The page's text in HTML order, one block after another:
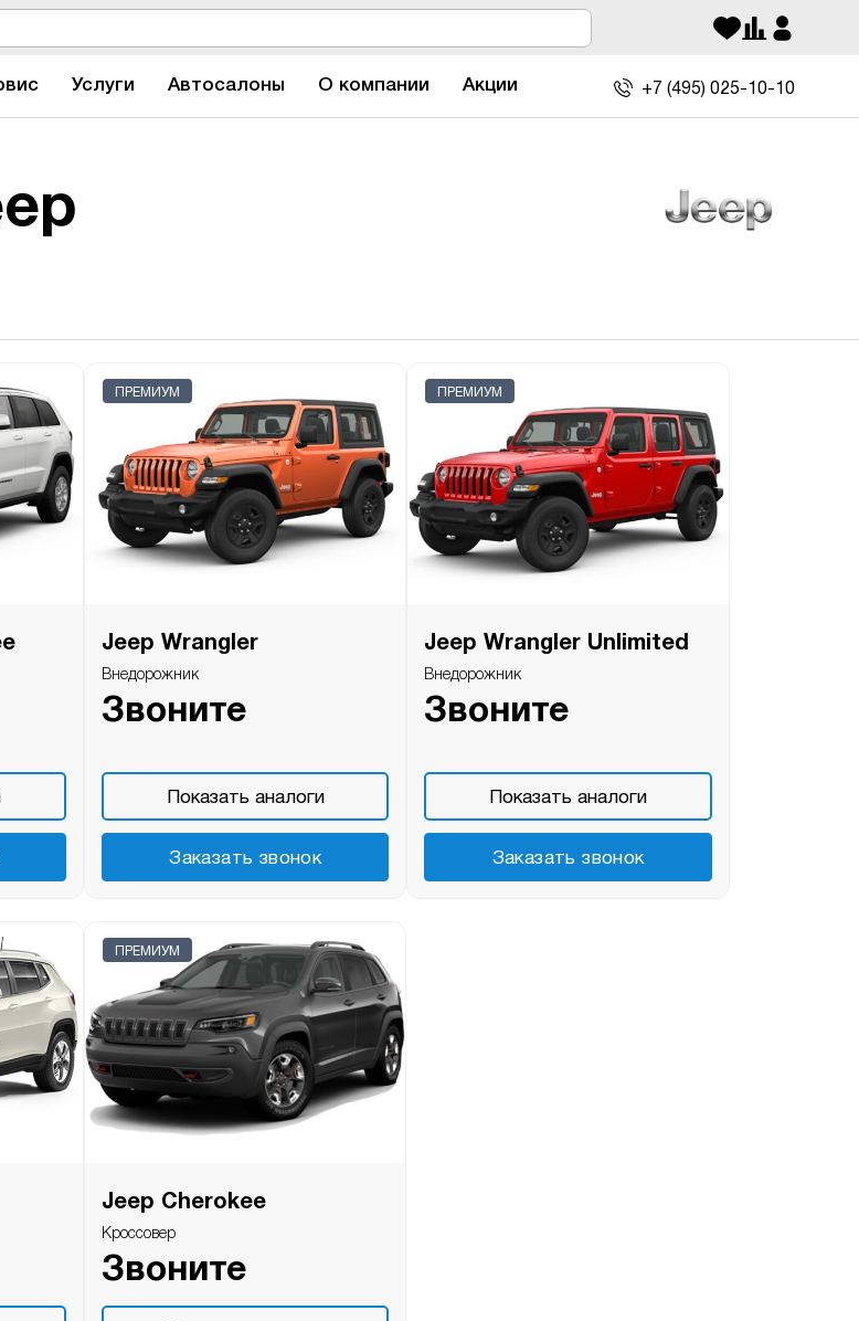
Услуги Автосалоны О компании Акции +7 (495) 025-10-10
ПРЕМИУМ
Jeep Wrangler
Внедорожник
Звоните
Показать аналоги
Заказать звонок
ПРЕМИУМ
Jeep Wrangler Unlimited
Внедорожник
Звоните
Показать аналоги
Заказать звонок
ПРЕМИУМ
Jeep Cherokee
Кроссовер
Звоните